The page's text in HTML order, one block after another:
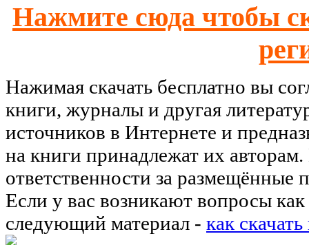
Нажмите сюда чтобы
Нажимая скачать бесплатно вы
книги, журналы и другая
источников в Интернете и
на книги принадлежат их
ответственности за размещённые
Если у вас возникают вопросы как
следующий материал - как